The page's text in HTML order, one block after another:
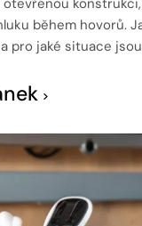
otevřenou konstrukci,
během hovorů.
pro jaké situace jsou